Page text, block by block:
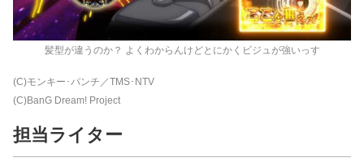
髪型が違うのか？ よくわからんけどとにかくビジュが強いっす
(C)モンキー･パンチ／TMS･NTV
(C)BanG Dream! Project
担当ライター